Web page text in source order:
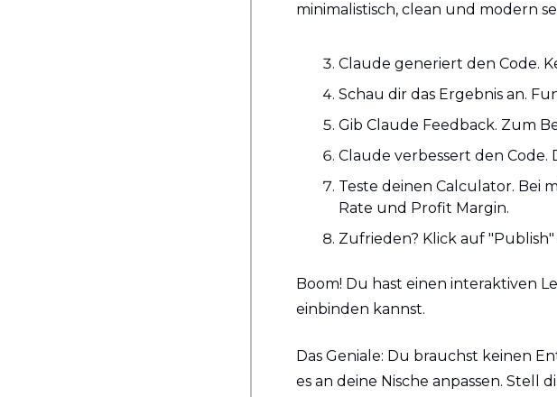
minimalistisch, clean und modern
Claude generiert den Code.
Schau dir das Ergebnis an.
Gib Claude Feedback. Zum
Claude verbessert den Code.
Teste deinen Calculator. Bei
Rate und Profit Margin.
Zufrieden? Klick auf
Boom! Du hast einen interaktiven
einbinden kannst.
Das Geniale: Du brauchst keinen
es an deine Nische anpassen. Stell